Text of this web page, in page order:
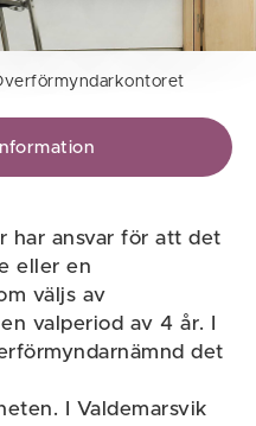
har ansvar för att det
eller en
väljs av
valperiod av 4 år. I
det
I Valdemarsvik